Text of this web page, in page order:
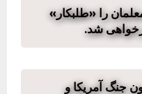
را «طلبکار»
شد.
جنگ آمریکا و